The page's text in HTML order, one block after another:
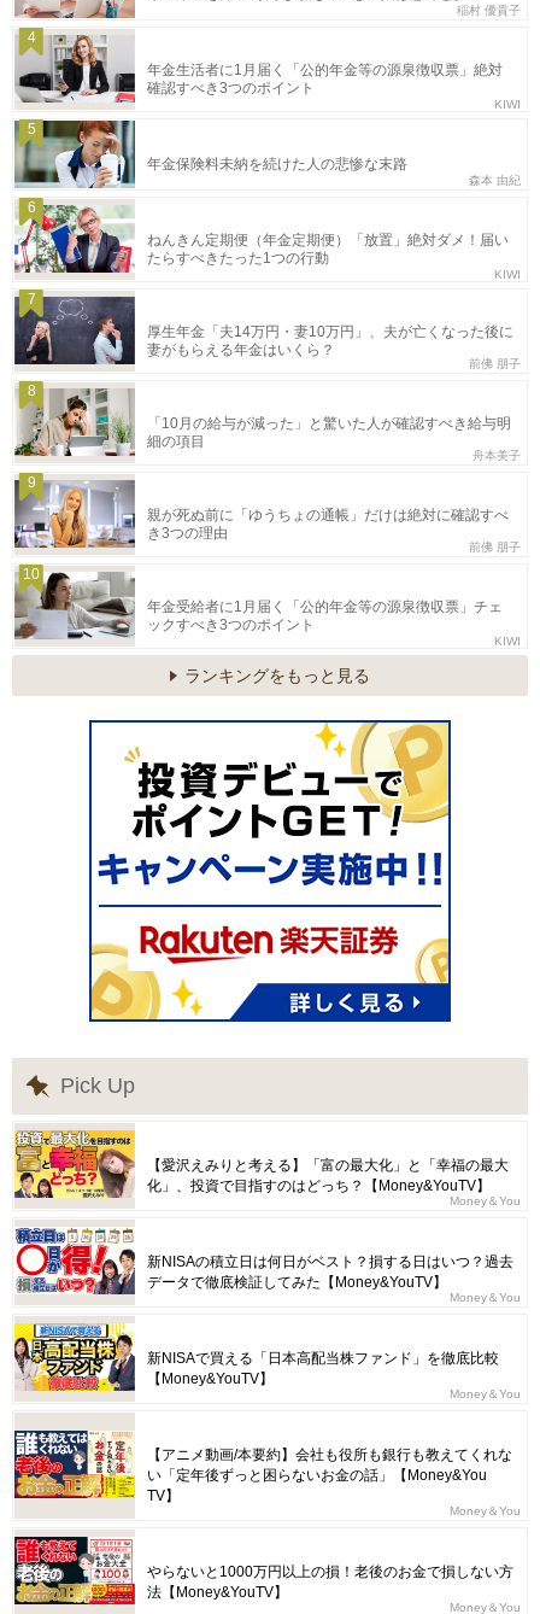
稲村 優貴子
4
年金生活者に1月届く「公的年金等の源泉徴収票」絶対
確認すべき3つのポイント
KIWI
5
年金保険料未納を続けた人の悲惨な末路
森本 由紀
6
ねんきん定期便（年金定期便）「放置」絶対ダメ！届い
たらすべきたった1つの行動
KIWI
7
厚生年金「夫14万円・妻10万円」、夫が亡くなった後に
妻がもらえる年金はいくら？
前佛 朋子
8
「10月の給与が減った」と驚いた人が確認すべき給与明
細の項目
舟本美子
9
親が死ぬ前に「ゆうちょの通帳」だけは絶対に確認すべ
き3つの理由
前佛 朋子
10
年金受給者に1月届く「公的年金等の源泉徴収票」チェ
ックすべき3つのポイント
KIWI
ランキングをもっと見る
Pick Up
【愛沢えみりと考える】「富の最大化」と「幸福の最大
化」、投資で目指すのはどっち？【Money&YouTV】
Money＆You
新NISAの積立日は何日がベスト？損する日はいつ？過去
データで徹底検証してみた【Money&YouTV】
Money＆You
新NISAで買える「日本高配当株ファンド」を徹底比較
【Money&YouTV】
Money＆You
【アニメ動画/本要約】会社も役所も銀行も教えてくれな
い「定年後ずっと困らないお金の話」【Money&You
TV】
Money＆You
やらないと1000万円以上の損！老後のお金で損しない方
法【Money&YouTV】
Money＆You